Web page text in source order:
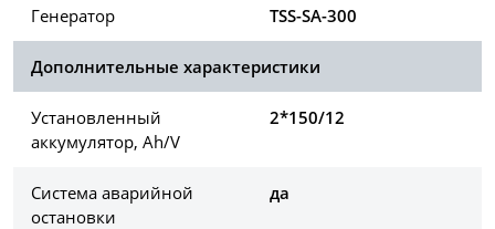
Генератор TSS-SA-300
Дополнительные характеристики
Установленный
аккумулятор, Ah/V
2*150/12
Система аварийной
остановки
да